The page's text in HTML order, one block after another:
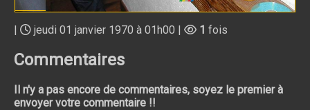
| jeudi 01 janvier 1970 à 01h00 | 1 fois
Commentaires
Il n'y a pas encore de commentaires, soyez le premier à
envoyer votre commentaire !!